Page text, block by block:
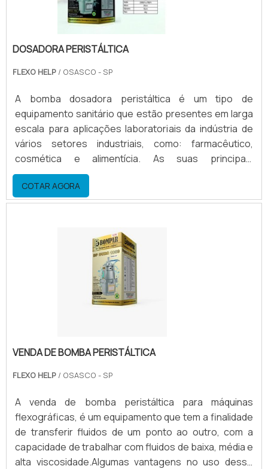
DOSADORA PERISTÁLTICA
FLEXO HELP / OSASCO - SP
A bomba dosadora peristáltica é um tipo de
equipamento sanitário que estão presentes em larga
escala para aplicações laboratoriais da indústria de
vários setores industriais, como: farmacêutico,
cosmética e alimentícia. As suas principais
características do uso deste produto são as
aplicações em questão são a alta repetibilidade,
precisão de dosagem (sem slip) e alto grau de
aplicações que precisem de robustez aliada à
confiança no serviço.Dosado.
COTAR AGORA
VENDA DE BOMBA PERISTÁLTICA
FLEXO HELP / OSASCO - SP
A venda de bomba peristáltica para máquinas
flexográficas, é um equipamento que tem a finalidade
de transferir fluidos de um ponto ao outro, com a
capacidade de trabalhar com fluidos de baixa, média e
alta viscosidade.Algumas vantagens no uso desse